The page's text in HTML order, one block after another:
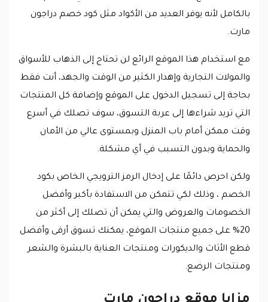
بالكامل لأنه يوفر العديد من الأكواد مثل كود خصم دراجون
مارت.
مع استخدام هذا الموقع الرائع لن تحتاج إلى الذهاب للأسواق
والمولات التجارية وإهدار الكثير من الوقت والجهد، أنت فقط
بحاجة إلى تسجيل الدخول على الموقع وإضافة كل المنتجات
التي تريد شراءها إلى عربة التسوق، سوف تصلك في أسرع
وقت ممكن أمام باب المنزل وبمستوى عالي من الأمان
والحماية وبدون التسبب في أي مشكلة.
ولكن احرص دائمًا على إدخال الرمز الترويجي الخاص بكود
الخصم ، وذلك لكي تتمكن من الاستفادة بأكبر وأفضل
الخصومات والعروض والتي يمكن أن تصلك إلى أكثر من
20% على جميع منتجات الموقع، يمكنك تسوق أرقى وأفضل
قطع الأثاث والديكورات ومنتجات العناية بالبشرة والشعر
ومنتجات الرضع.